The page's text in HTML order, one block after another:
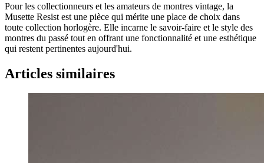
Pour les collectionneurs et les amateurs de montres vintage, la
Musette Resist est une pièce qui mérite une place de choix dans
toute collection horlogère. Elle incarne le savoir-faire et le style des
montres du passé tout en offrant une fonctionnalité et une esthétique
qui restent pertinentes aujourd'hui.
Articles similaires